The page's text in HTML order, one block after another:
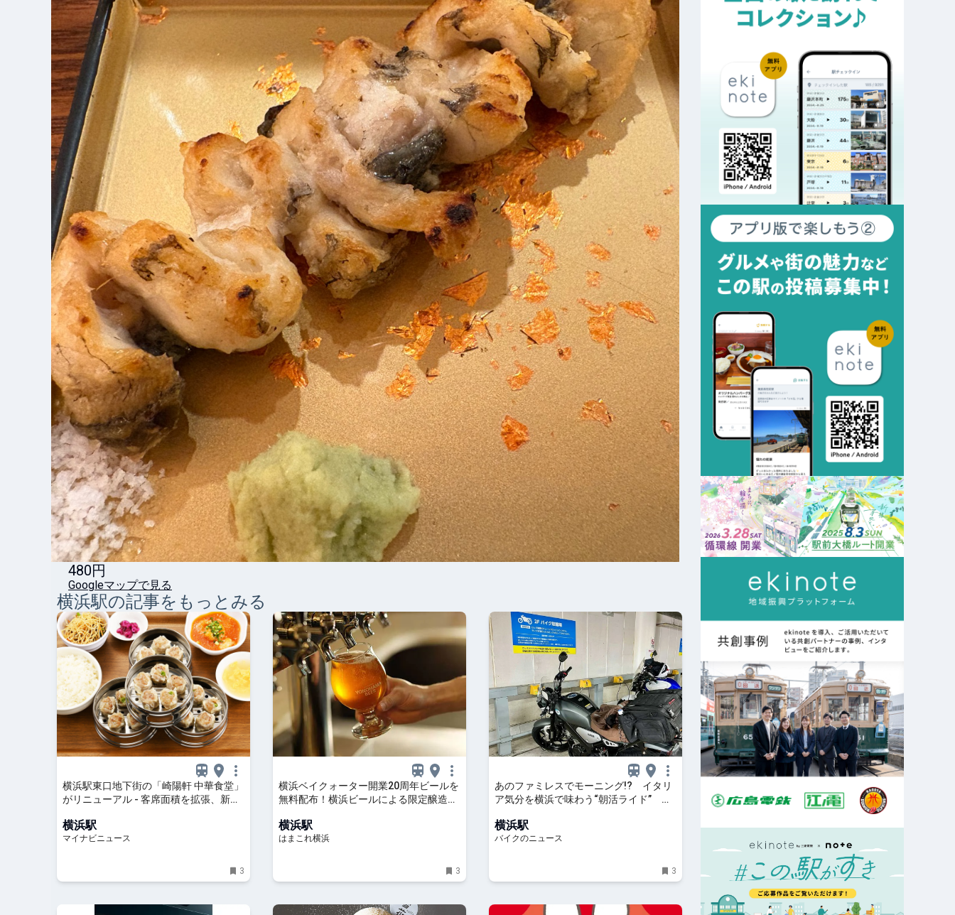
480円
Googleマップで見る
横浜駅の記事をもっとみる
横浜駅東口地下街の「崎陽軒 中華食堂」
がリニューアル - 客席面積を拡張、新メ
横浜駅
マイナビニュース
3
横浜ベイクォーター開業20周年ビールを
無料配布！横浜ビールによる限定醸造、
横浜駅
はまこれ横浜
3
あのファミレスでモーニング!? イタリ
ア気分を横浜で味わう“朝活ライド” デ
横浜駅
バイクのニュース
3